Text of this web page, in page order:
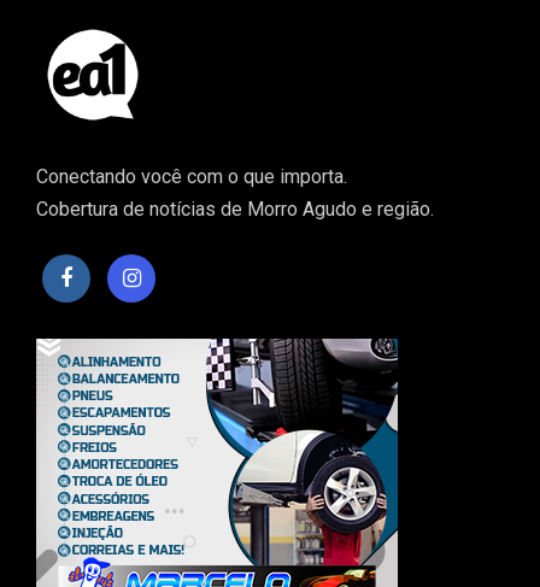
Conectando você com o que importa.
Cobertura de notícias de Morro Agudo e região.